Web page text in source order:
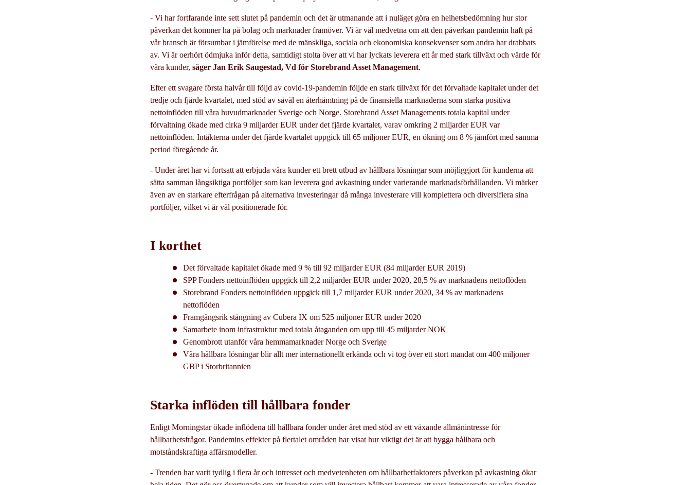
- Vi har fortfarande inte sett slutet på pandemin och det är utmanande att i nuläget göra en helhetsbedömning hur stor
påverkan det kommer ha på bolag och marknader framöver. Vi är väl medvetna om att den påverkan pandemin haft på
vår bransch är försumbar i jämförelse med de mänskliga, sociala och ekonomiska konsekvenser som andra har drabbats
av. Vi är oerhört ödmjuka inför detta, samtidigt stolta över att vi har lyckats leverera ett år med stark tillväxt och värde för
våra kunder, säger Jan Erik Saugestad, Vd för Storebrand Asset Management.
Efter ett svagare första halvår till följd av covid-19-pandemin följde en stark tillväxt för det förvaltade kapitalet under det
tredje och fjärde kvartalet, med stöd av såväl en återhämtning på de finansiella marknaderna som starka positiva
nettoinflöden till våra huvudmarknader Sverige och Norge. Storebrand Asset Managements totala kapital under
förvaltning ökade med cirka 9 miljarder EUR under det fjärde kvartalet, varav omkring 2 miljarder EUR var
nettoinflöden. Intäkterna under det fjärde kvartalet uppgick till 65 miljoner EUR, en ökning om 8 % jämfört med samma
period föregående år.
- Under året har vi fortsatt att erbjuda våra kunder ett brett utbud av hållbara lösningar som möjliggjort för kunderna att
sätta samman långsiktiga portföljer som kan leverera god avkastning under varierande marknadsförhållanden. Vi märker
även av en starkare efterfrågan på alternativa investeringar då många investerare vill komplettera och diversifiera sina
portföljer, vilket vi är väl positionerade för.
I korthet
Det förvaltade kapitalet ökade med 9 % till 92 miljarder EUR (84 miljarder EUR 2019)
SPP Fonders nettoinflöden uppgick till 2,2 miljarder EUR under 2020, 28,5 % av marknadens nettoflöden
Storebrand Fonders nettoinflöden uppgick till 1,7 miljarder EUR under 2020, 34 % av marknadens
nettoflöden
Framgångsrik stängning av Cubera IX om 525 miljoner EUR under 2020
Samarbete inom infrastruktur med totala åtaganden om upp till 45 miljarder NOK
Genombrott utanför våra hemmamarknader Norge och Sverige
Våra hållbara lösningar blir allt mer internationellt erkända och vi tog över ett stort mandat om 400 miljoner
GBP i Storbritannien
Starka inflöden till hållbara fonder
Enligt Morningstar ökade inflödena till hållbara fonder under året med stöd av ett växande allmänintresse för
hållbarhetsfrågor. Pandemins effekter på flertalet områden har visat hur viktigt det är att bygga hållbara och
motståndskraftiga affärsmodeller.
- Trenden har varit tydlig i flera år och intresset och medvetenheten om hållbarhetfaktorers påverkan på avkastning ökar